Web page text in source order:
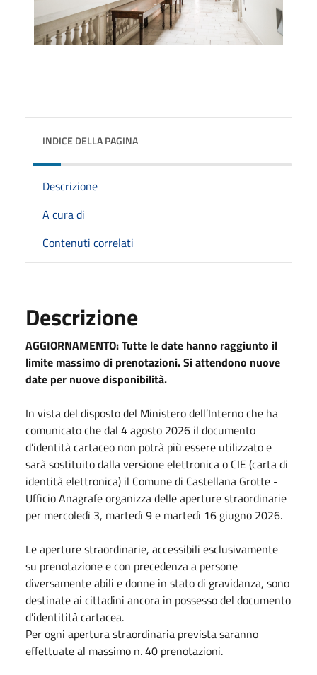
INDICE DELLA PAGINA
Descrizione
A cura di
Contenuti correlati
Descrizione
AGGIORNAMENTO: Tutte le date hanno raggiunto il
limite massimo di prenotazioni. Si attendono nuove
date per nuove disponibilità.
In vista del disposto del Ministero dell’Interno che ha
comunicato che dal 4 agosto 2026 il documento
d’identità cartaceo non potrà più essere utilizzato e
sarà sostituito dalla versione elettronica o CIE (carta di
identità elettronica) il Comune di Castellana Grotte -
Ufficio Anagrafe organizza delle aperture straordinarie
per mercoledì 3, martedì 9 e martedì 16 giugno 2026.
Le aperture straordinarie, accessibili esclusivamente
su prenotazione e con precedenza a persone
diversamente abili e donne in stato di gravidanza, sono
destinate ai cittadini ancora in possesso del documento
d’identitità cartacea.
Per ogni apertura straordinaria prevista saranno
effettuate al massimo n. 40 prenotazioni.